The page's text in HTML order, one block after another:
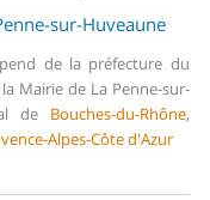
sur-Huveaune
de la préfecture du
Mairie de La Penne-sur-
de Bouches-du-Rhône,
Alpes-Côte d'Azur